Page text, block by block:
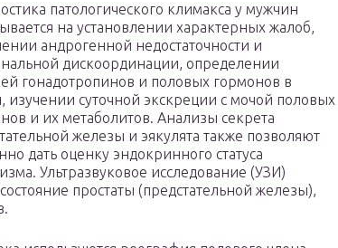
патологического климакса у мужчин
на установлении характерных жалоб,
андрогенной недостаточности и
дискоординации, определении
гонадотропинов и половых гормонов в
изучении суточной экскреции с мочой половых
и их метаболитов. Анализы секрета
железы и эякулята также позволяют
дать оценку эндокринного статуса
Ультразвуковое исследование (УЗИ)
простаты (предстательной железы),